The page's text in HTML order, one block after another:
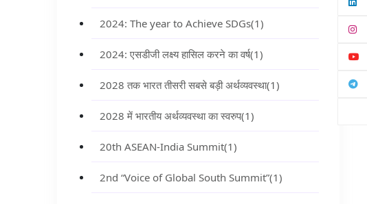
2024: The year to Achieve SDGs(1)
2024: एसडीजी लक्ष्य हासिल करने का वर्ष(1)
2028 तक भारत तीसरी सबसे बड़ी अर्थव्यवस्था(1)
2028 में भारतीय अर्थव्यवस्था का स्वरुप(1)
20th ASEAN-India Summit(1)
2nd “Voice of Global South Summit”(1)